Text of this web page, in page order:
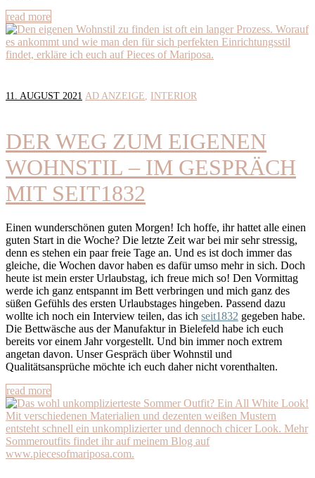
read more
11. AUGUST 2021 AD ANZEIGE INTERIOR
DER WEG ZUM EIGENEN
WOHNSTIL – IM GESPRÄCH
MIT SEIT1832
Einen wunderschönen guten Morgen! Ich hoffe, ihr hattet alle einen
guten Start in die Woche? Die letzte Zeit war bei mir sehr stressig,
denn es stehen ein paar freie Tage an. Und es ist doch immer das
gleiche, die Wochen davor haben es dafür umso mehr in sich. Doch
heute ist mein erster Urlaubstag, ich freue mich so! Den Vormittag
werde ich ganz entspannt im Bett verbringen und mich ganz des
süßen Gefühls des ersten Urlaubstages hingeben. Passend dazu
wollte ich noch ein Interview teilen, das ich seit1832 gegeben habe.
Die Bettwäsche aus der Manufaktur in Bielefeld habe ich euch
bereits vor einem Jahr vorgestellt. Und bin immer noch extrem
angetan davon. Unser Gespräch über Wohnstil und
Qualitätsansprüche möchte ich euch daher nicht vorenthalten.
read more